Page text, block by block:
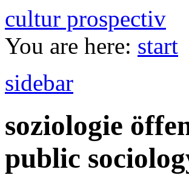
cultur prospectiv
You are here: start
sidebar
soziologie
public